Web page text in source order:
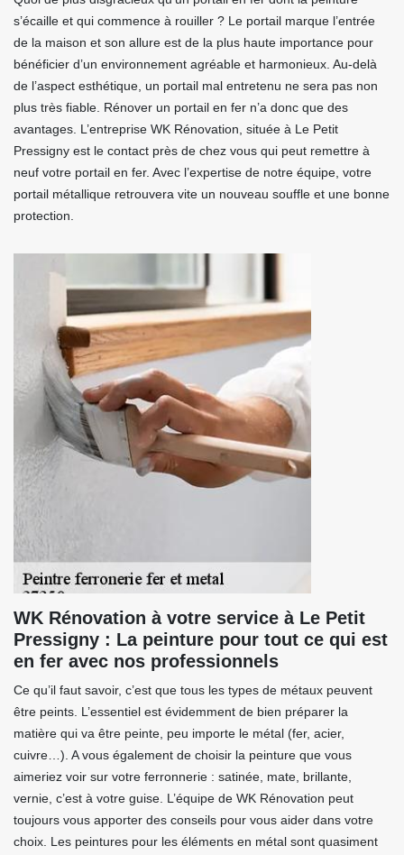
s’écaille et qui commence à rouiller ? Le portail marque l’entrée
de la maison et son allure est de la plus haute importance pour
bénéficier d’un environnement agréable et harmonieux. Au-delà
de l’aspect esthétique, un portail mal entretenu ne sera pas non
plus très fiable. Rénover un portail en fer n’a donc que des
avantages. L’entreprise WK Rénovation, située à Le Petit
Pressigny est le contact près de chez vous qui peut remettre à
neuf votre portail en fer. Avec l’expertise de notre équipe, votre
portail métallique retrouvera vite un nouveau souffle et une bonne
protection.
WK Rénovation à votre service à Le Petit
Pressigny : La peinture pour tout ce qui est
en fer avec nos professionnels
Ce qu’il faut savoir, c’est que tous les types de métaux peuvent
être peints. L’essentiel est évidemment de bien préparer la
matière qui va être peinte, peu importe le métal (fer, acier,
cuivre…). A vous également de choisir la peinture que vous
aimeriez voir sur votre ferronnerie : satinée, mate, brillante,
vernie, c’est à votre guise. L’équipe de WK Rénovation peut
toujours vous apporter des conseils pour vous aider dans votre
choix. Les peintures pour les éléments en métal sont quasiment